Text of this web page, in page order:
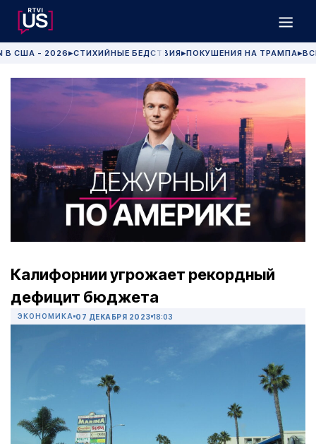
В США - 2026 ▶СТИХИЙНЫЕ БЕДСТВИЯ▶ПОКУШЕНИЯ НА ТРАМПА▶
Калифорнии угрожает рекордный
дефицит бюджета
ЭКОНОМИКА 07 ДЕКАБРЯ 2023 18:03